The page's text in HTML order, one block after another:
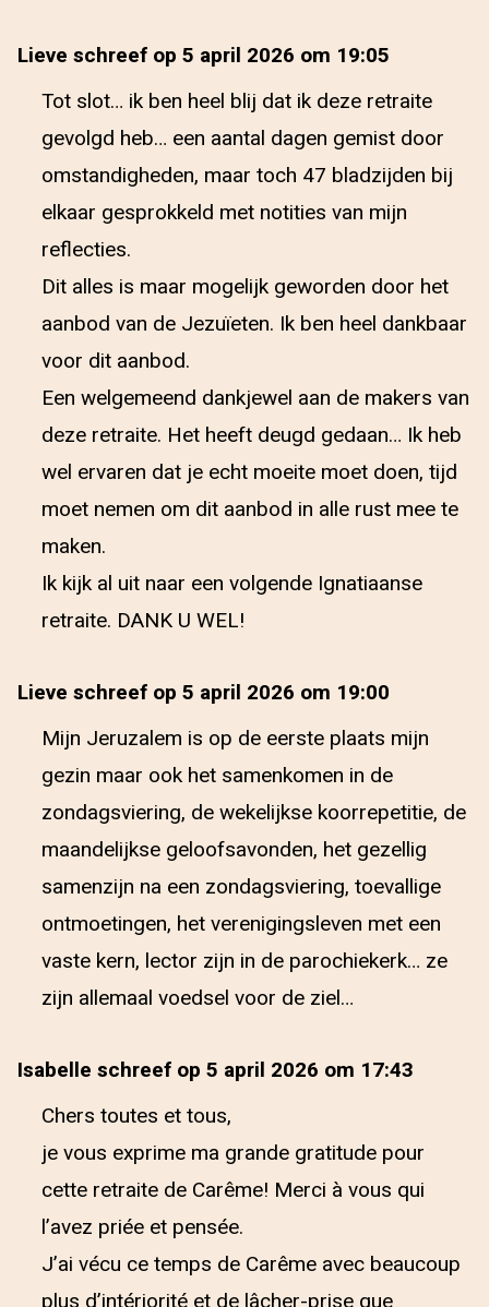
Lieve schreef op 5 april 2026 om 19:05
Tot slot… ik ben heel blij dat ik deze retraite
gevolgd heb… een aantal dagen gemist door
omstandigheden, maar toch 47 bladzijden bij
elkaar gesprokkeld met notities van mijn
reflecties.
Dit alles is maar mogelijk geworden door het
aanbod van de Jezuïeten. Ik ben heel dankbaar
voor dit aanbod.
Een welgemeend dankjewel aan de makers van
deze retraite. Het heeft deugd gedaan… Ik heb
wel ervaren dat je echt moeite moet doen, tijd
moet nemen om dit aanbod in alle rust mee te
maken.
Ik kijk al uit naar een volgende Ignatiaanse
retraite. DANK U WEL!
Lieve schreef op 5 april 2026 om 19:00
Mijn Jeruzalem is op de eerste plaats mijn
gezin maar ook het samenkomen in de
zondagsviering, de wekelijkse koorrepetitie, de
maandelijkse geloofsavonden, het gezellig
samenzijn na een zondagsviering, toevallige
ontmoetingen, het verenigingsleven met een
vaste kern, lector zijn in de parochiekerk… ze
zijn allemaal voedsel voor de ziel…
Isabelle schreef op 5 april 2026 om 17:43
Chers toutes et tous,
je vous exprime ma grande gratitude pour
cette retraite de Carême! Merci à vous qui
l’avez priée et pensée.
J’ai vécu ce temps de Carême avec beaucoup